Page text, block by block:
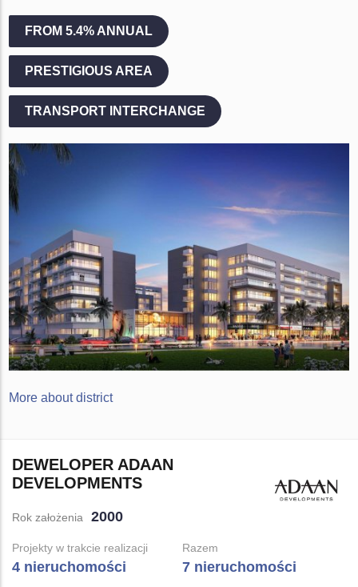
FROM 5.4% ANNUAL
PRESTIGIOUS AREA
TRANSPORT INTERCHANGE
More about district
DEWELOPER ADAAN
DEVELOPMENTS
Rok założenia 2000
Projekty w trakcie realizacji
4 nieruchomości
Razem
7 nieruchomości